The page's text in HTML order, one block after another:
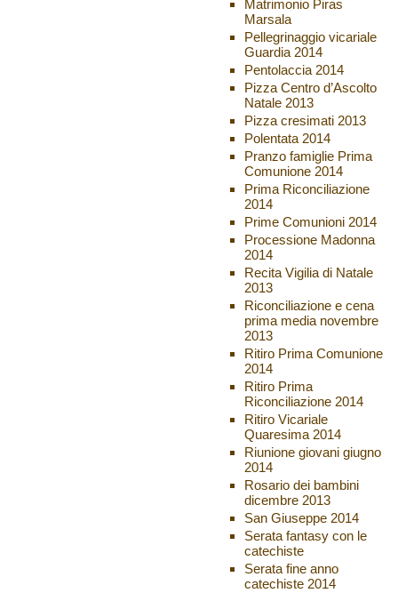
Matrimonio Piras
Marsala
Pellegrinaggio vicariale
Guardia 2014
Pentolaccia 2014
Pizza Centro d’Ascolto
Natale 2013
Pizza cresimati 2013
Polentata 2014
Pranzo famiglie Prima
Comunione 2014
Prima Riconciliazione
2014
Prime Comunioni 2014
Processione Madonna
2014
Recita Vigilia di Natale
2013
Riconciliazione e cena
prima media novembre
2013
Ritiro Prima Comunione
2014
Ritiro Prima
Riconciliazione 2014
Ritiro Vicariale
Quaresima 2014
Riunione giovani giugno
2014
Rosario dei bambini
dicembre 2013
San Giuseppe 2014
Serata fantasy con le
catechiste
Serata fine anno
catechiste 2014